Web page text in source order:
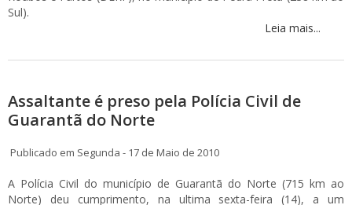
Sul).
Leia mais...
Assaltante é preso pela Polícia Civil de
Guarantã do Norte
Publicado em Segunda - 17 de Maio de 2010
A Polícia Civil do município de Guarantã do Norte (715 km ao
Norte) deu cumprimento, na ultima sexta-feira (14), a um